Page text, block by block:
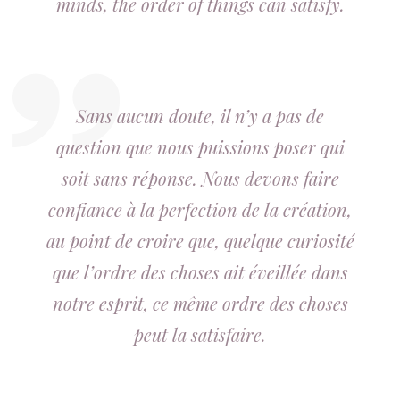
Sans aucun doute, il n’y a pas de
question que nous puissions poser qui
soit sans réponse. Nous devons faire
confiance à la perfection de la création,
au point de croire que, quelque curiosité
que l’ordre des choses ait éveillée dans
notre esprit, ce même ordre des choses
peut la satisfaire.